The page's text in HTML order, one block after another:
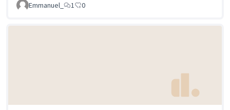
Emmanuel_ 1 0